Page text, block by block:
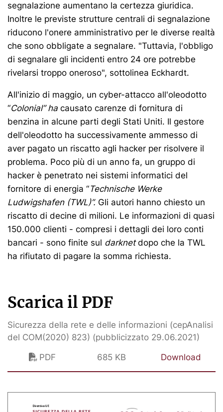
segnalazione aumentano la certezza giuridica.
Inoltre le previste strutture centrali di segnalazione
riducono l'onere amministrativo per le diverse realtà
che sono obbligate a segnalare. "Tuttavia, l'obbligo
di segnalare gli incidenti entro 24 ore potrebbe
rivelarsi troppo oneroso", sottolinea Eckhardt.
All'inizio di maggio, un cyber-attacco all'oleodotto
“Colonial” hacausato carenze di fornitura di
benzina in alcune parti degli Stati Uniti. Il gestore
dell'oleodotto ha successivamente ammesso di
aver pagato un riscatto agli hacker per risolvere il
problema. Poco più di un anno fa, un gruppo di
hacker è penetrato nei sistemi informatici del
fornitore di energia “Technische Werke
Ludwigshafen (TWL)”.Gli autori hanno chiesto un
riscatto di decine di milioni. Le informazioni di quasi
150.000 clienti - compresi i dettagli dei loro conti
bancari - sono finite sul darknetdopo che la TWL
ha rifiutato di pagare la somma richiesta.
Scarica il PDF
Sicurezza della rete e delle informazioni (cepAnalisi
del COM(2020) 823) (pubblicizzato 29.06.2021)
PDF
685 KB Download